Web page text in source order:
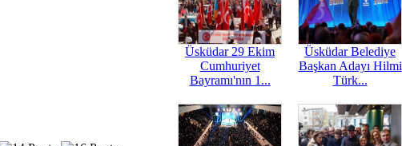
Üsküdar 29 Ekim
Cumhuriyet
Bayramı'nın 1...
Üsküdar Belediye
Başkan Adayı Hilmi
Türk...